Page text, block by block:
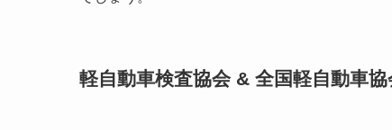
軽自動車検査協会 & 全国軽自動車